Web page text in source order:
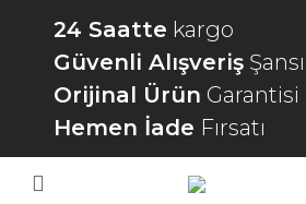
24 Saatte kargo
Güvenli Alışveriş Şansı
Orijinal Ürün Garantisi
Hemen İade Fırsatı